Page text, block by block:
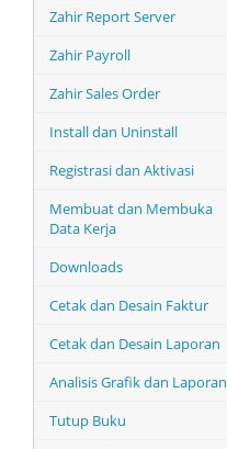
Zahir Report Server
Zahir Payroll
Zahir Sales Order
Install dan Uninstall
Registrasi dan Aktivasi
Membuat dan Membuka
Data Kerja
Downloads
Cetak dan Desain Faktur
Cetak dan Desain Laporan
Analisis Grafik dan Laporan
Tutup Buku